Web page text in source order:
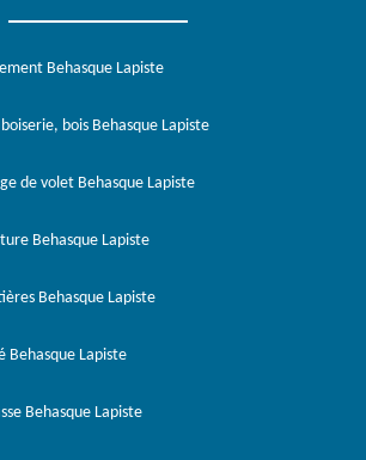
Behasque Lapiste
bois Behasque Lapiste
de volet Behasque Lapiste
Behasque Lapiste
Behasque Lapiste
Behasque Lapiste
Behasque Lapiste